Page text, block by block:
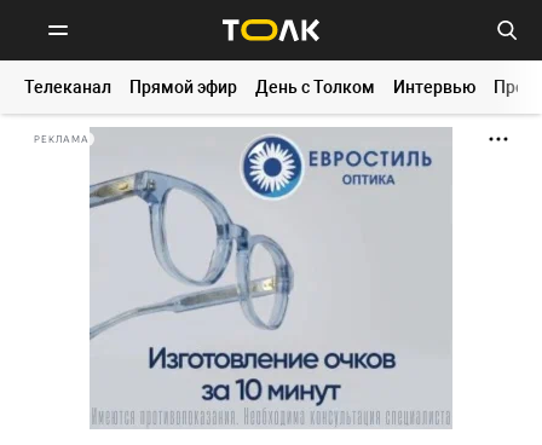
Телеканал Прямой эфир День с Толком Интервью
РЕКЛАМА